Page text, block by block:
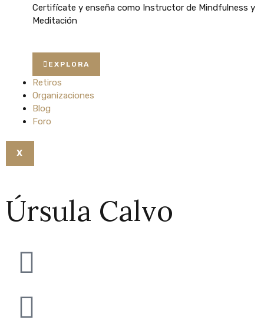
Certifícate y enseña como Instructor de Mindfulness y
Meditación
EXPLORA
Retiros
Organizaciones
Blog
Foro
X
Úrsula Calvo